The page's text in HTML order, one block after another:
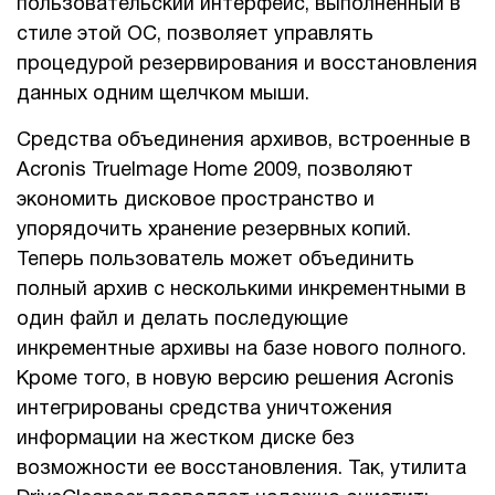
пользовательский интерфейс, выполненный в
стиле этой ОС, позволяет управлять
процедурой резервирования и восстановления
данных одним щелчком мыши.
Средства объединения архивов, встроенные в
Acronis TrueImage Home 2009, позволяют
экономить дисковое пространство и
упорядочить хранение резервных копий.
Теперь пользователь может объединить
полный архив с несколькими инкрементными в
один файл и делать последующие
инкрементные архивы на базе нового полного.
Кроме того, в новую версию решения Acronis
интегрированы средства уничтожения
информации на жестком диске без
возможности ее восстановления. Так, утилита